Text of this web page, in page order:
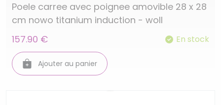
Poele carree avec poignee amovible 28 x 28
cm nowo titanium induction - woll
157.90 €
En stock
Ajouter au panier